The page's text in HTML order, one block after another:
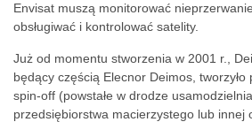
Envisat muszą monitorować
obsługiwać i kontrolować satelity.
Już od momentu stworzenia w 2001 r.,
będący częścią Elecnor Deimos,
spin-off (powstałe w drodze
przedsiębiorstwa macierzystego lub innej